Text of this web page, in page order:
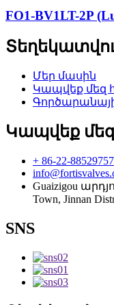
FO1-BV1LT-2P
Մեր մասին
Կապվեք մեզ
Կապվեք
+ 86-22-88529757
Guaizigou
Town, Jinnan
SNS